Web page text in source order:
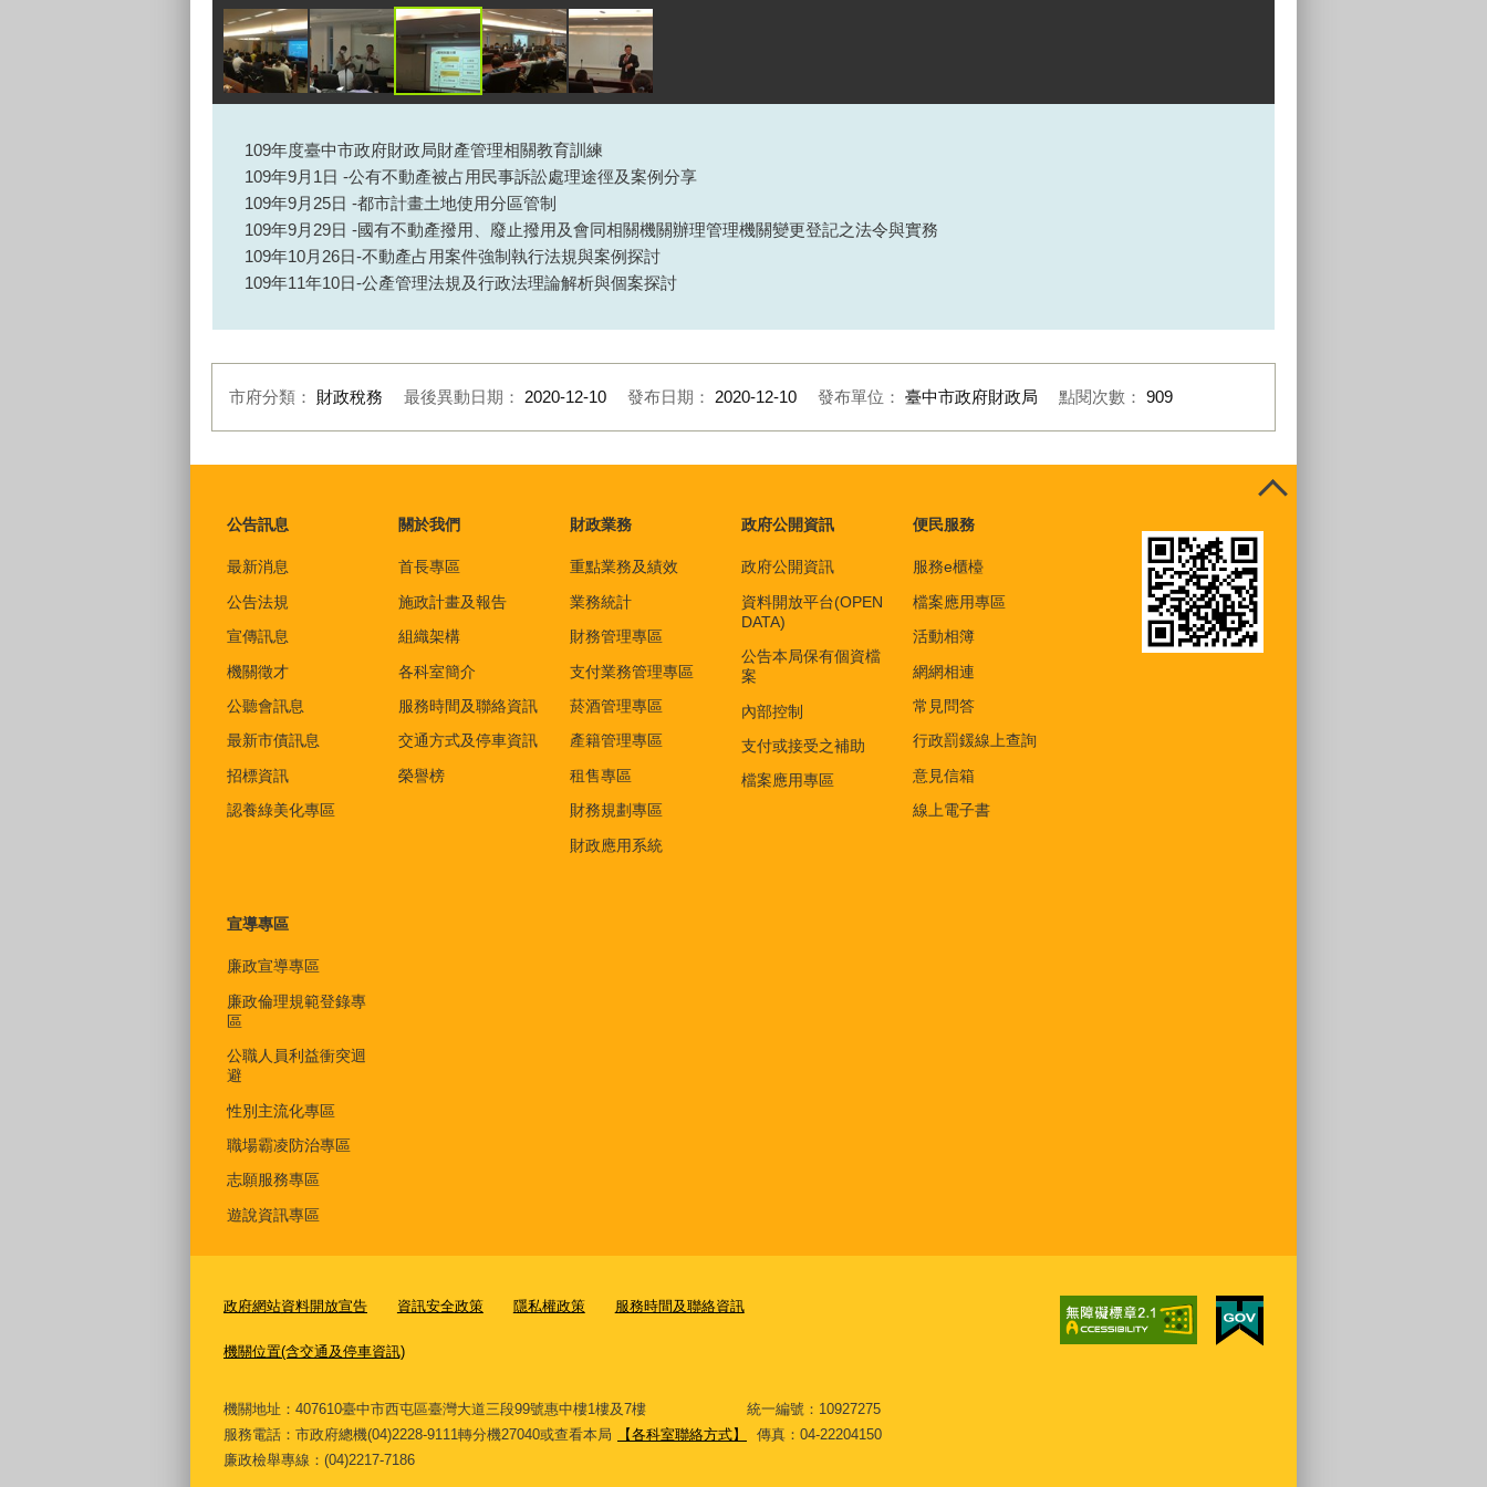
109年度臺中市政府財政局財產管理相關教育訓練
109年9月1日 -公有不動產被占用民事訴訟處理途徑及案例分享
109年9月25日 -都市計畫土地使用分區管制
109年9月29日 -國有不動產撥用、廢止撥用及會同相關機關辦理管理機關變更登記之法令與實務
109年10月26日-不動產占用案件強制執行法規與案例探討
109年11年10日-公產管理法規及行政法理論解析與個案探討
市府分類： 財政稅務 最後異動日期： 2020-12-10 發布日期： 2020-12-10 發布單位： 臺中市政府財政局 點閱次數： 909
公告訊息
最新消息
公告法規
宣傳訊息
機關徵才
公聽會訊息
最新市債訊息
招標資訊
認養綠美化專區
關於我們
首長專區
施政計畫及報告
組織架構
各科室簡介
服務時間及聯絡資訊
交通方式及停車資訊
榮譽榜
財政業務
重點業務及績效
業務統計
財務管理專區
支付業務管理專區
菸酒管理專區
產籍管理專區
租售專區
財務規劃專區
財政應用系統
政府公開資訊
政府公開資訊
資料開放平台(OPEN
DATA)
公告本局保有個資檔
案
內部控制
支付或接受之補助
檔案應用專區
便民服務
服務e櫃檯
檔案應用專區
活動相簿
網網相連
常見問答
行政罰鍰線上查詢
意見信箱
線上電子書
宣導專區
廉政宣導專區
廉政倫理規範登錄專
區
公職人員利益衝突迴
避
性別主流化專區
職場霸凌防治專區
志願服務專區
遊說資訊專區
政府網站資料開放宣告 資訊安全政策 隱私權政策 服務時間及聯絡資訊
機關位置(含交通及停車資訊)
機關地址：407610臺中市西屯區臺灣大道三段99號惠中樓1樓及7樓 統一編號：10927275
服務電話 ：市政府總機(04)2228-9111轉分機27040或查看本局 【各科室聯絡方式】
傳真：04-22204150
廉政檢舉專線：(04)2217-7186